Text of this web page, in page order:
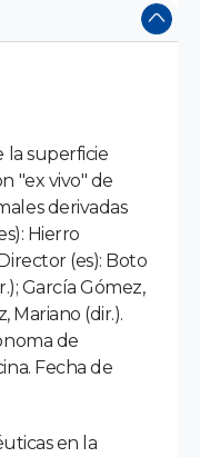
la superficie
"ex vivo" de
derivadas
Hierro
(es): Boto
García Gómez,
Mariano (dir.).
de
Fecha de
en la